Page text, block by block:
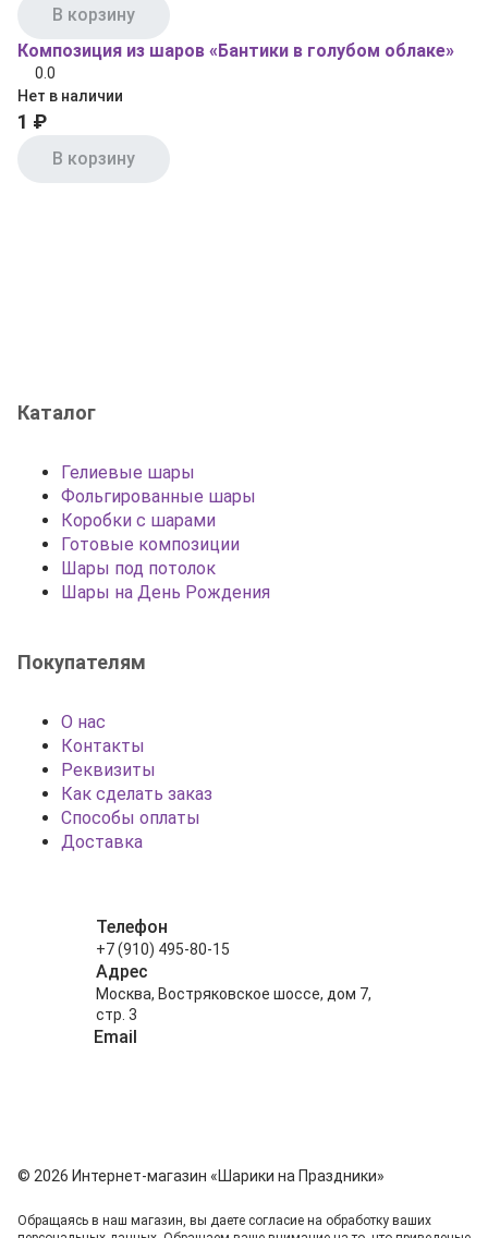
В корзину
Композиция из шаров «Бантики в голубом облаке»
0.0
Нет в наличии
1 ₽
В корзину
Каталог
Гелиевые шары
Фольгированные шары
Коробки с шарами
Готовые композиции
Шары под потолок
Шары на День Рождения
Покупателям
О нас
Контакты
Реквизиты
Как сделать заказ
Способы оплаты
Доставка
Телефон
+7 (910) 495-80-15
Адрес
Москва, Востряковское шоссе, дом 7,
стр. 3
Email
© 2026 Интернет-магазин «Шарики на Праздники»
Обращаясь в наш магазин, вы даете согласие на обработку ваших